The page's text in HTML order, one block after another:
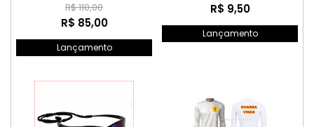
R$ 110,00
R$ 85,00
Lançamento
R$ 9,50
Lançamento